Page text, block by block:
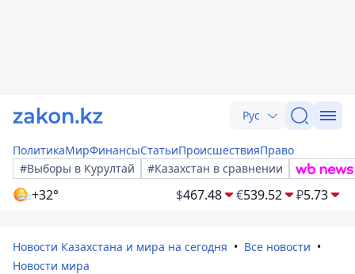
Рус
ПолитикаМирФинансыСтатьиПроисшествияПраво
#Выборы в Курултай
#Казахстан в сравнении
+32° $467.48 €539.52 ₽5.73
Новости Казахстана и мира на сегодня
Все новости
Новости мира